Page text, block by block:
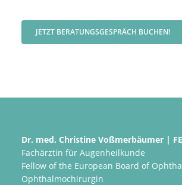
JETZT BERATUNGSGESPRÄCH BUCHEN!
Dr. med. Christine Voßmerbäumer |
Fachärztin für Augenheilkunde
Fellow of the European Board of
Ophthalmochirurgin